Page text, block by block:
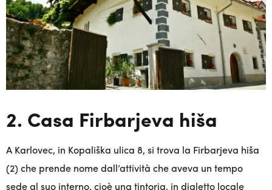
2. Casa Firbarjeva hiša
A Karlovec, in Kopališka ulica 8, si trova la Firbarjeva hiša
(2) che prende nome dall’attività che aveva un tempo
sede al suo interno, cioè una tintoria, in dialetto locale